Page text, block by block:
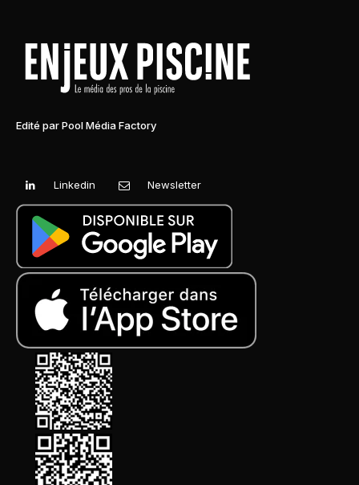
Edité par Pool Média Factory
Linkedin Newsletter